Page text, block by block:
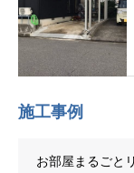
施工事例
お部屋まるごと